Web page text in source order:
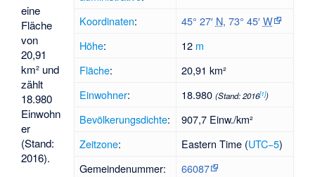
Koordinaten: 45° 27′ N, 73° 45′W
Höhe: 12 m
Fläche:
20,91 km²
Einwohner: 18.980 (Stand: 2016[1])
Bevölkerungsdichte:
907,7 Einw./km²
Zeitzone: Eastern Time (UTC−5)
Gemeindenummer:
66087
eine
Fläche
von
20,91
km² und
zählt
18.980
Einwohn
er
(Stand:
2016).